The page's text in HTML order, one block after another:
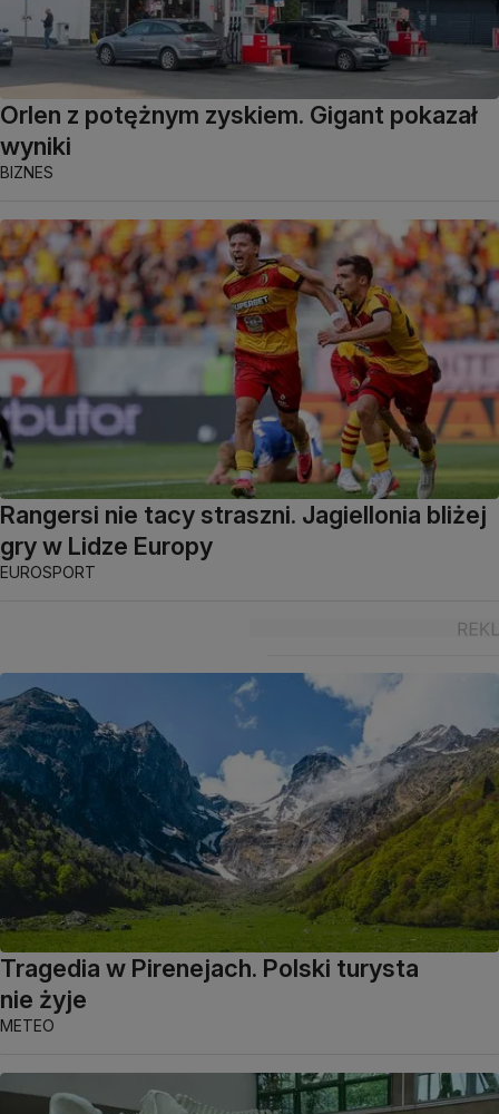
Orlen z potężnym zyskiem. Gigant pokazał
wyniki
BIZNES
Rangersi nie tacy straszni. Jagiellonia bliżej
gry w Lidze Europy
EUROSPORT
Tragedia w Pirenejach. Polski turysta
nie żyje
METEO